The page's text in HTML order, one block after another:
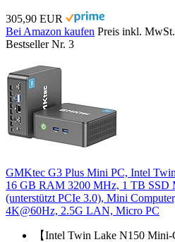
305,90 EUR
Bei Amazon kaufen Preis inkl.
Bestseller Nr. 3
GMKtec G3 Plus Mini PC, Intel
16 GB RAM 3200 MHz, 1 TB SSD
(unterstützt PCIe 3.0), Mini
4K@60Hz, 2.5G LAN, Micro PC
【Intel Twin Lake N150